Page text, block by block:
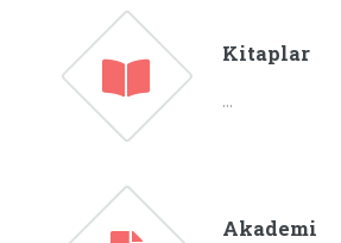
Kitaplar
...
Akademi